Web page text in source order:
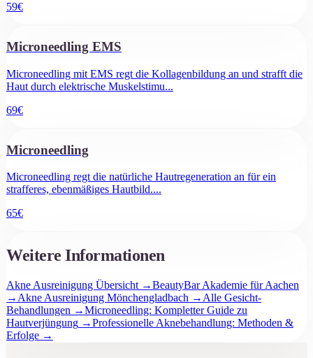
59€
Microneedling EMS
Microneedling mit EMS regt die Kollagenbildung an und strafft die
Haut durch elektrische Muskelstimu...
69€
Microneedling
Microneedling regt die natürliche Hautregeneration an für ein
strafferes, ebenmäßiges Hautbild....
65€
Weitere Informationen
Akne Ausreinigung Übersicht →BeautyBar Akademie für Aachen
→ Akne Ausreinigung Mönchengladbach → Alle Gesicht-
Behandlungen →Microneedling: Kompletter Guide zu
Hautverjüngung →Professionelle Aknebehandlung: Methoden &
Erfolge →